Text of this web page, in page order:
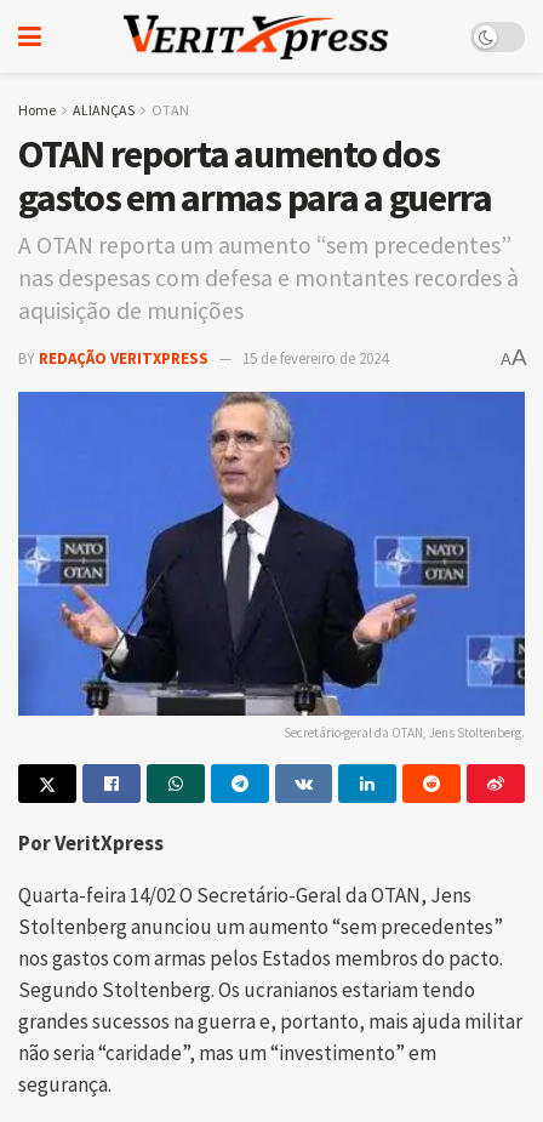
Home ALIANÇAS OTAN
OTAN reporta aumento dos
gastos em armas para a guerra
A OTAN reporta um aumento “sem precedentes”
nas despesas com defesa e montantes recordes à
aquisição de munições
BY REDAÇÃO VERITXPRESS 15 de fevereiro de 2024 AA
Secretário-geral da OTAN, Jens Stoltenberg.
Por VeritXpress
Quarta-feira 14/02 O Secretário-Geral da OTAN, Jens
Stoltenberg anunciou um aumento “sem precedentes”
nos gastos com armas pelos Estados membros do pacto.
Segundo Stoltenberg. Os ucranianos estariam tendo
grandes sucessos na guerra e, portanto, mais ajuda militar
não seria “caridade”, mas um “investimento” em
segurança.